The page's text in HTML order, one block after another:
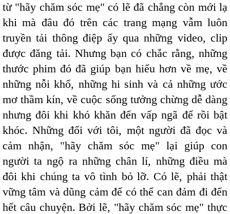
từ "hãy chăm sóc mẹ" có lẽ đã chẳng còn mới lạ
khi mà đâu đó trên các trang mạng vẫm luôn
truyền tải thông điệp ấy qua những video, clip
được đăng tải. Nhưng bạn có chắc rằng, những
thước phim đó đã giúp bạn hiểu hơn về mẹ, về
những nỗi khổ, những hi sinh và cả những ước
mơ thầm kín, về cuộc sống tưởng chừng dễ dàng
nhưng đôi khi khó khăn đến vấp ngã để rồi bật
khóc. Những đối với tôi, một người đã đọc và
cảm nhận, "hãy chăm sóc mẹ" lại giúp con
người ta ngộ ra những chân lí, những điều mà
đôi khi chúng ta vô tình bỏ lỡ. Có lẽ, phải thật
vững tâm và dũng cảm để có thể can đảm đi đến
hết câu chuyện. Bởi lẽ, "hãy chăm sóc mẹ" thực